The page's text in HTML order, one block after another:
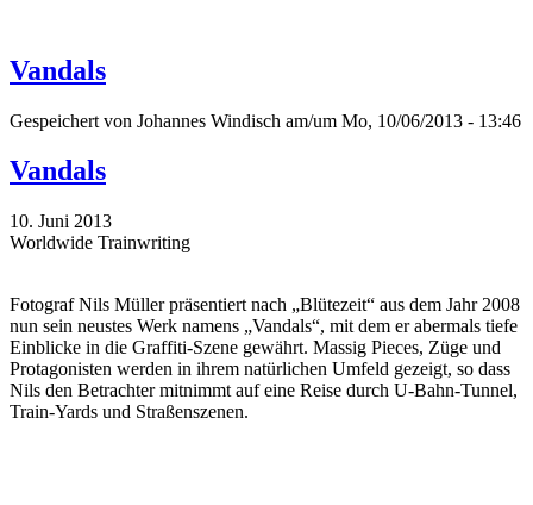
Vandals
Gespeichert von Johannes Windisch am/um Mo, 10/06/2013 - 13:46
Vandals
10. Juni 2013
Worldwide Trainwriting
Fotograf Nils Müller präsentiert nach „Blütezeit“ aus dem Jahr 2008
nun sein neustes Werk namens „Vandals“, mit dem er abermals tiefe
Einblicke in die Graffiti-Szene gewährt. Massig Pieces, Züge und
Protagonisten werden in ihrem natürlichen Umfeld gezeigt, so dass
Nils den Betrachter mitnimmt auf eine Reise durch U-Bahn-Tunnel,
Train-Yards und Straßenszenen.